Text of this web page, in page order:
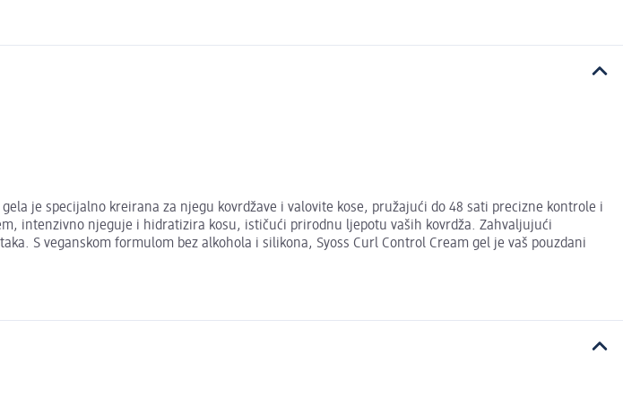
je specijalno kreirana za njegu kovrdžave i valovite kose, pružajući do 48 sati precizne kontrole i
intenzivno njeguje i hidratizira kosu, ističući prirodnu ljepotu vaših kovrdža. Zahvaljujući
S veganskom formulom bez alkohola i silikona, Syoss Curl Control Cream gel je vaš pouzdani